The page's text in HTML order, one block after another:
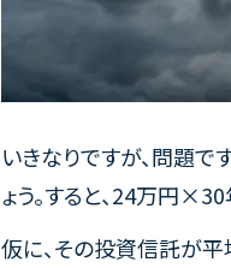
いきなりですが、問題で
ょう。すると、24万円
仮に、その投資信託が